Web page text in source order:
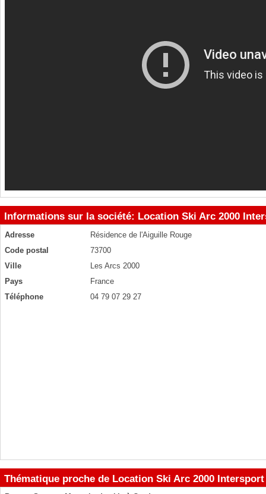
Informations sur la société: Location Ski Arc 2000
Adresse
Résidence de l'Aiguille Rouge
Code postal
73700
Ville
Les Arcs 2000
Pays
France
Téléphone
04 79 07 29 27
Thématique proche de Location Ski Arc 2000 Intersport